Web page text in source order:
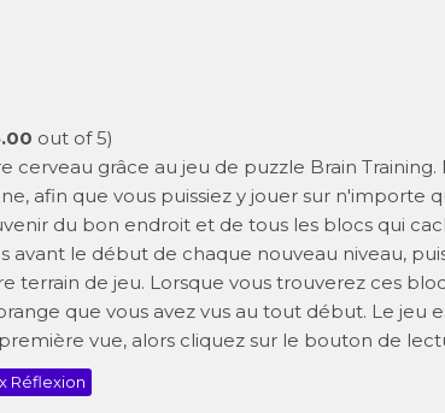
out of 5)
cerveau grâce au jeu de puzzle Brain
afin que vous puissiez y jouer sur n'importe
du bon endroit et de tous les blocs qui
avant le début de chaque nouveau niveau,
terrain de jeu. Lorsque vous trouverez ces
que vous avez vus au tout début. Le jeu
vue, alors cliquez sur le bouton de
Réflexion